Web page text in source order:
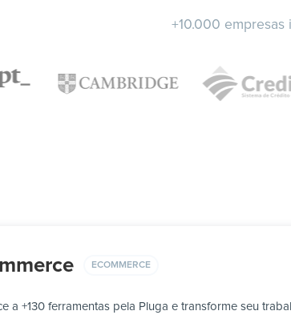
+10.000 empresas
ECOMMERCE
a +130 ferramentas pela Pluga e transforme seu